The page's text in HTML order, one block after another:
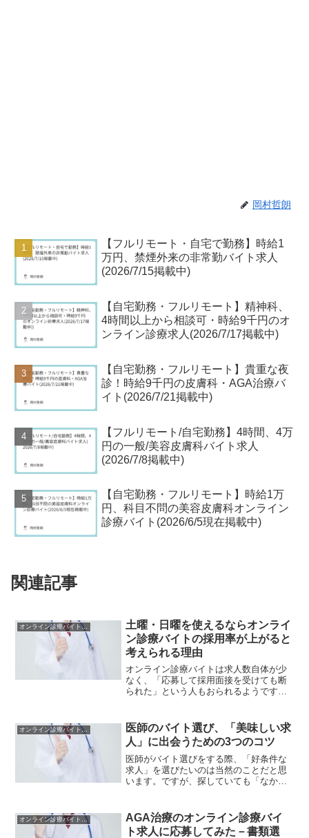
岡村哲朗
【フルリモート・自宅で勤務】時給1
万円、禁煙外来の非常勤バイト求人
(2026/7/15掲載中)
【自宅勤務・フルリモート】精神科、
4時間以上から相談可・時給9千円のオ
ンライン診療求人(2026/7/17掲載中)
【自宅勤務・フルリモート】貴重な夜
診！時給9千円の皮膚科・AGA治療バ
イト(2026/7/21掲載中)
【フルリモート/自宅勤務】4時間、4万
円の一般/美容皮膚科バイト求人
(2026/7/8掲載中)
【自宅勤務・フルリモート】時給1万
円、科目不問の美容皮膚科オンライン
診療バイト(2026/6/5現在掲載中)
関連記事
オンライン診療バイトの 始め方
土曜・日曜を使えるならオンライ
ン診療バイトの採用率が上がると
考えられる理由
オンライン診療バイトは求人数自体が少
なく、「応募して採用面接を受けても断
られた」という人もおられるようです。
するドクター自体もまだ少なかったよう
ですが、コロナ禍を経て、...
オンライン診療バイトの 始め方
医師のバイト選び、「美味しい求
人」に出会うための3つのコツ
医師がバイト選びをする際、「好条件な
求人」を選びたいのは当然のことだと思
います。ですが、探していても「なかな
実際、私も自宅でのオンライン診療バイ
トで良い条件の求人に出会...
オンライン診療バイトの 始め方
AGA治療のオンライン診療バイ
ト求人に応募してみた－書類選